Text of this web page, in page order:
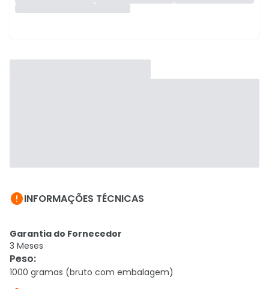
INFORMAÇÕES TÉCNICAS
Garantia do Fornecedor
3 Meses
Peso:
1000 gramas (bruto com embalagem)